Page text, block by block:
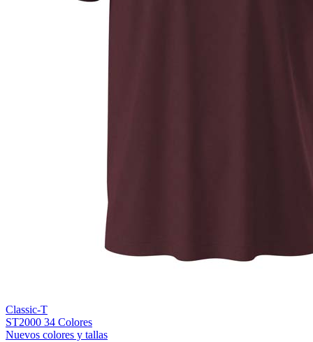
Blue Midnight Dip (BMD)
Light Grey Melange (LGM)
Classic-T
ST2000 34 Colores
Nuevos colores y tallas